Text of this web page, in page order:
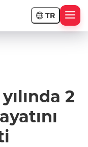
TR
2